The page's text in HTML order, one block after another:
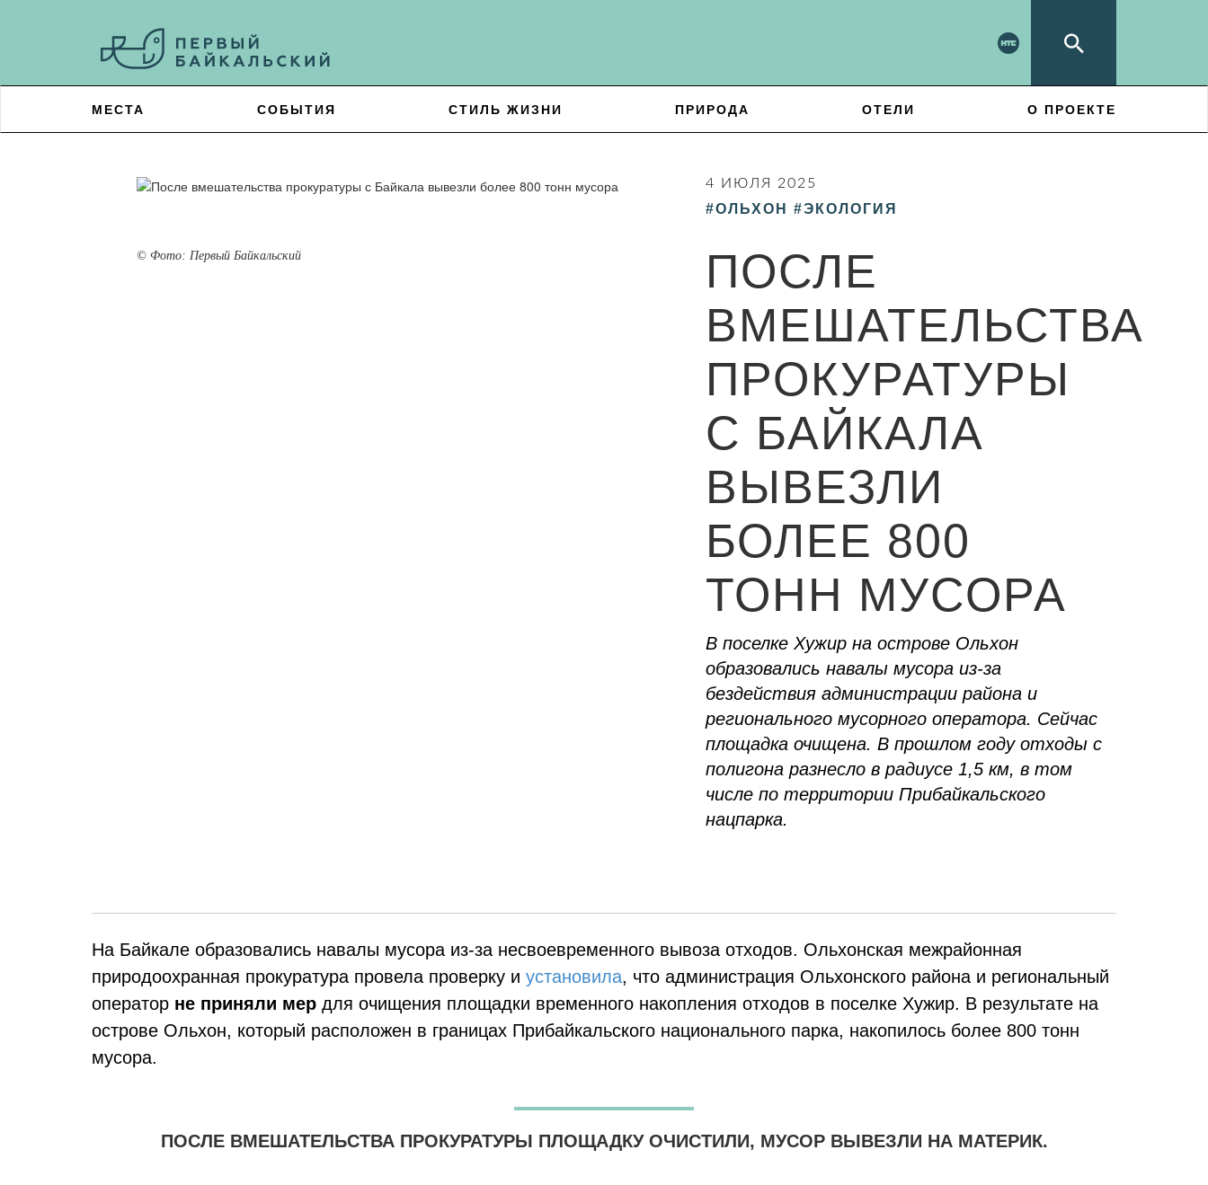
МЕСТА СОБЫТИЯ СТИЛЬ ЖИЗНИ ПРИРОДА ОТЕЛИ О ПРОЕКТЕ
© Фото: Первый Байкальский
4 ИЮЛЯ 2025
#ОЛЬХОН #ЭКОЛОГИЯ
ПОСЛЕ
ВМЕШАТЕЛЬСТВА
ПРОКУРАТУРЫ
С БАЙКАЛА
ВЫВЕЗЛИ
БОЛЕЕ 800
ТОНН МУСОРА
В поселке Хужир на острове Ольхон
образовались навалы мусора из-за
бездействия администрации района и
регионального мусорного оператора. Сейчас
площадка очищена. В прошлом году отходы с
полигона разнесло в радиусе 1,5 км, в том
числе по территории Прибайкальского
нацпарка.
На Байкале образовались навалы мусора из-за несвоевременного вывоза отходов. Ольхонская межрайонная
природоохранная прокуратура провела проверку и установила, что администрация Ольхонского района и региональный
оператор не приняли мер для очищения площадки временного накопления отходов в поселке Хужир. В результате на
острове Ольхон, который расположен в границах Прибайкальского национального парка, накопилось более 800 тонн
мусора.
ПОСЛЕ ВМЕШАТЕЛЬСТВА ПРОКУРАТУРЫ ПЛОЩАДКУ ОЧИСТИЛИ, МУСОР ВЫВЕЗЛИ НА МАТЕРИК.